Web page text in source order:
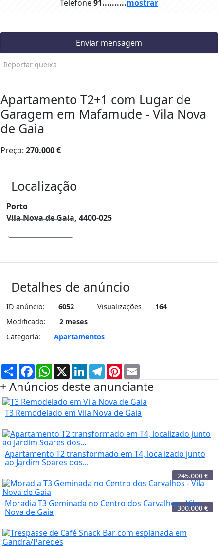
Telefone91..........mostrar
Enviar mensagem
Reportar queixa
Apartamento T2+1 com Lugar de
Garagem em Mafamude - Vila Nova
de Gaia
Preço: 270.000€
Localização
Porto
Vila Nova de Gaia, 4400-025
Detalhes de anúncio
ID anúncio: 6052 Visualizações
164
Modificado:
2 meses
Categoria:
Apartamentos
PartilharFacebookWhatsApp
X LinkedInTelegram
Pinterest
+ Anúncios deste anunciante
T3 Remodelado em Vila Nova de Gaia
245.000 €
Apartamento T2 transformado em T4, localizado junto
ao Jardim Soares dos...
300.000 €
Moradia T3 Geminada no Centro dos Carvalhos - Vila
Nova de Gaia